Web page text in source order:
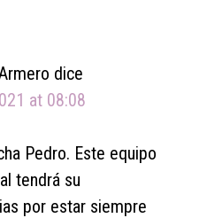
dice
at 08:08
Pedro. Este equipo
tendrá su
por estar siempre